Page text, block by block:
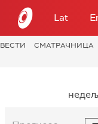
Lat
СМАТРАЧНИЦА